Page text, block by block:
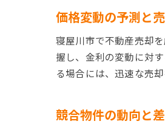
価格変動の予測と
寝屋川市で不動産売却
握し、金利の変動に対
る場合には、迅速な売
競合物件の動向と